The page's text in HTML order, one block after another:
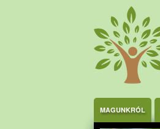
MAGUNKRÓL